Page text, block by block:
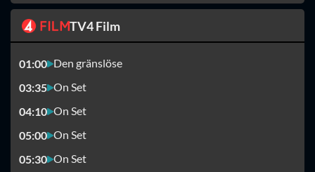
TV4 Film
01:00 Den gränslöse
03:35 On Set
04:10 On Set
05:00 On Set
05:30 On Set